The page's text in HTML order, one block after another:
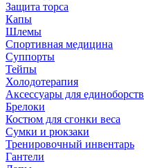
Защита торса
Капы
Шлемы
Спортивная медицина
Суппорты
Тейпы
Холодотерапия
Аксессуары для единоборств
Брелоки
Костюм для сгонки веса
Сумки и рюкзаки
Тренировочный инвентарь
Гантели